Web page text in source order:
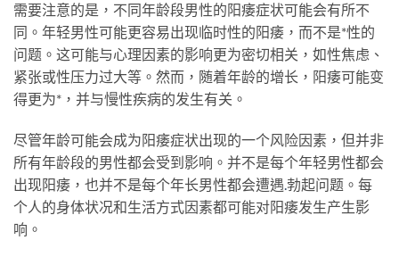
需要注意的是，不同年龄段男性的阳痿症状可能会有所不
同。年轻男性可能更容易出现临时性的阳痿，而不是*性的
问题。这可能与心理因素的影响更为密切相关，如性焦虑、
紧张或性压力过大等。然而，随着年龄的增长，阳痿可能变
得更为*，并与慢性疾病的发生有关。
尽管年龄可能会成为阳痿症状出现的一个风险因素，但并非
所有年龄段的男性都会受到影响。并不是每个年轻男性都会
出现阳痿，也并不是每个年长男性都会遭遇.勃起问题。每
个人的身体状况和生活方式因素都可能对阳痿发生产生影
响。